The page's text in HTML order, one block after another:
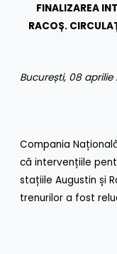
FINALIZAREA
RACOȘ.
București, 08 aprilie
Compania
că intervențiile
stațiile Augustin și
trenurilor a fost